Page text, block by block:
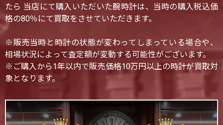
たら 当店にて購入いただいた腕時計は、当時の購入税込価
格の80％にて買取をさせていただきます。
※販売当時と時計の状態が変わってしまっている場合や、
相場状況によって査定額が変動する可能性がございます。
※ご購入から1年以内で販売価格10万円以上の時計が買取対
象となります。